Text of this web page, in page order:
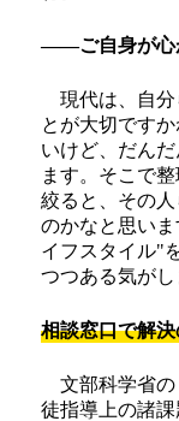
――ご自身が心
現代は、自分
とが大切です
いけど、だん
ます。そこで
絞ると、その
のかなと思い
イフスタイル"
つつある気がし
相談窓口で解
文部科学省の
徒指導上の諸課